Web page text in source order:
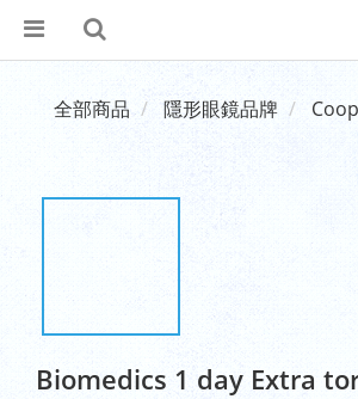
全部商品 隱形眼鏡品牌
Biomedics 1 day Extra